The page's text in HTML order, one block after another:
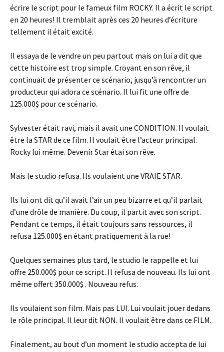
écrire le script pour le fameux film ROCKY. Il a écrit le script
en 20 heures! Il tremblait après ces 20 heures d’écriture
tellement il était excité.
Il essaya de le vendre un peu partout mais on lui a dit que
cette histoire est trop simple. Croyant en son rêve, il
continuait de présenter ce scénario, jusqu’à rencontrer un
producteur qui adora ce scénario. Il lui fit une offre de
125.000$ pour ce scénario.
Sylvester était ravi, mais il avait une CONDITION. Il voulait
être la STAR de ce film. Il voulait être l’acteur principal.
Rocky lui même. Devenir Star étai son rêve.
Mais le studio refusa. Ils voulaient une VRAIE STAR.
Ils lui ont dit qu’il avait l’air un peu bizarre et qu’il parlait
d’une drôle de manière. Du coup, il partit avec son script.
Pendant ce temps, il était toujours sans ressources, il
refusa 125.000$ en étant pratiquement à la rue!
Quelques semaines plus tard, le studio le rappelle et lui
offre 250.000$ pour ce script. Il refusa de nouveau. Ils lui ont
même offert 350.000$ . Nouveau refus.
Ils voulaient son film. Mais pas LUI. Lui voulait jouer dedans
le rôle principal. Il leur dit NON. Il voulait être dans ce FILM.
Finalement, au bout d’un moment le studio accepta de lui